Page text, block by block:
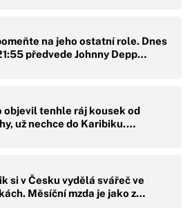
na jeho ostatní role. Dnes
předvede Johnny Depp…
objevil tenhle ráj kousek od
už nechce do Karibiku.…
si v Česku vydělá svářeč ve
Měsíční mzda je jako z…